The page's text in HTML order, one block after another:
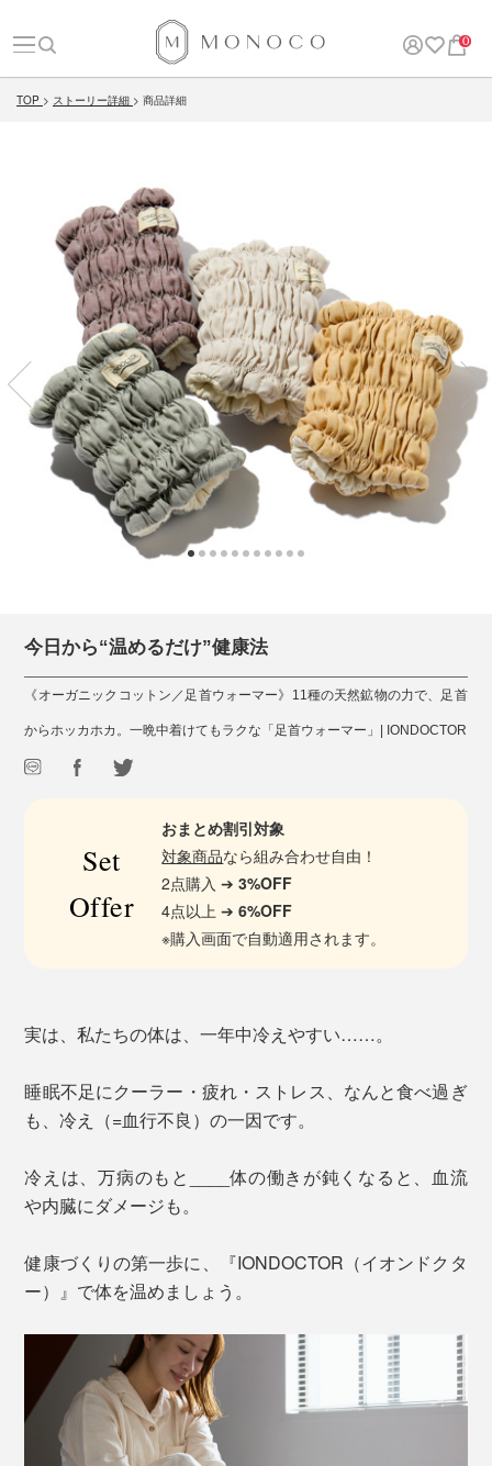
0
TOP ストーリー詳細 商品詳細
今日から“温めるだけ”健康法
《オーガニックコットン／足首ウォーマー》11種の天然鉱物の力で、足首
からホッカホカ。一晩中着けてもラクな「足首ウォーマー」| IONDOCTOR
Set
Offer
おまとめ割引対象
対象商品なら組み合わせ自由！
2点購入 ➔3%OFF
4点以上 ➔6%OFF
※購入画面で自動適用されます。
実は、私たちの体は、一年中冷えやすい……。
睡眠不足にクーラー・疲れ・ストレス、なんと食べ過ぎ
も、冷え（=血行不良）の一因です。
冷えは、万病のもと____体の働きが鈍くなると、血流
や内臓にダメージも。
健康づくりの第一歩に、『IONDOCTOR（イオンドクタ
ー）』で体を温めましょう。